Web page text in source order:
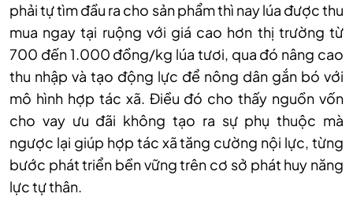
phải tự tìm đầu ra cho sản phẩm thì nay lúa được thu
mua ngay tại ruộng với giá cao hơn thị trường từ
700 đến 1.000 đồng/kg lúa tươi, qua đó nâng cao
thu nhập và tạo động lực để nông dân gắn bó với
mô hình hợp tác xã. Điều đó cho thấy nguồn vốn
cho vay ưu đãi không tạo ra sự phụ thuộc mà
ngược lại giúp hợp tác xã tăng cường nội lực, từng
bước phát triển bền vững trên cơ sở phát huy năng
lực tự thân.